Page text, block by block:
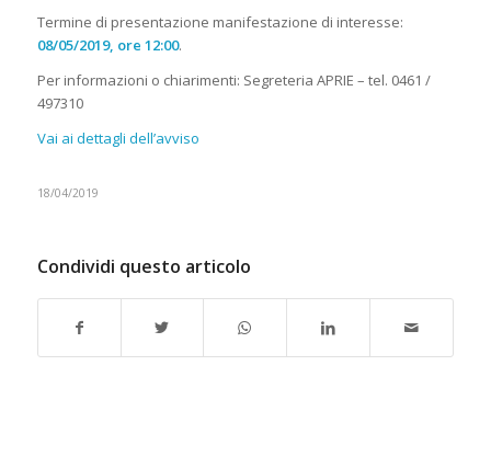
Termine di presentazione manifestazione di interesse:
08/05/2019, ore 12:00.
Per informazioni o chiarimenti: Segreteria APRIE – tel. 0461 /
497310
Vai ai dettagli dell’avviso
18/04/2019
Condividi questo articolo